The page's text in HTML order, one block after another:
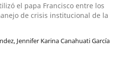
el papa Francisco entre los
de crisis institucional de la
Jennifer Karina Canahuati García